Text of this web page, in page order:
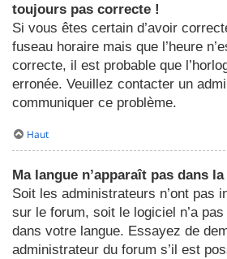
toujours pas correcte !
Si vous êtes certain d’avoir
fuseau horaire mais que l’heure
correcte, il est probable que
erronée. Veuillez contacter un
communiquer ce problème.
Haut
Ma langue n’apparaît pas dans
Soit les administrateurs n’ont pas
sur le forum, soit le logiciel n’a
dans votre langue. Essayez de
administrateur du forum s’il est